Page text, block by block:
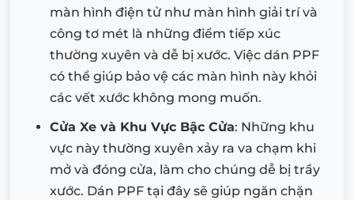
màn hình điện tử như màn hình giải trí và
công tơ mét là những điểm tiếp xúc
thường xuyên và dễ bị xước. Việc dán PPF
có thể giúp bảo vệ các màn hình này khỏi
các vết xước không mong muốn.
Cửa Xe và Khu Vực Bậc Cửa: Những khu
vực này thường xuyên xảy ra va chạm khi
mở và đóng cửa, làm cho chúng dễ bị trầy
xước. Dán PPF tại đây sẽ giúp ngăn chặn